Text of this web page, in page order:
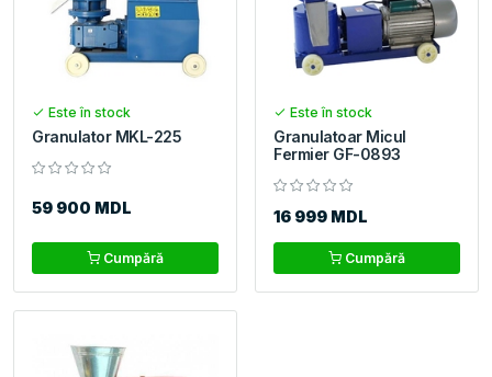
Este în stock
Granulator MKL-225
59 900 MDL
Cumpără
Este în stock
Granulatoar Micul
Fermier GF-0893
16 999 MDL
Cumpără